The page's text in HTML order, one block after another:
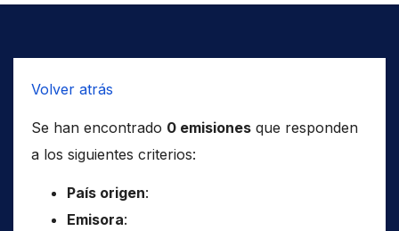
Volver atrás
Se han encontrado 0 emisiones que responden
a los siguientes criterios:
País origen:
Emisora: